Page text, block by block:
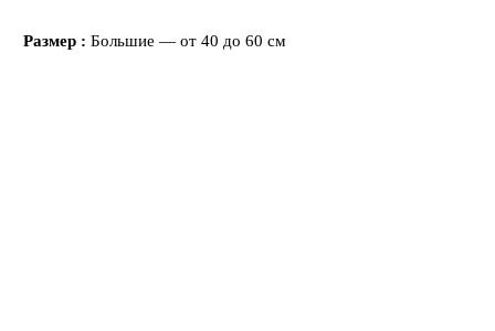
Размер Большие — от 40 до 60 см